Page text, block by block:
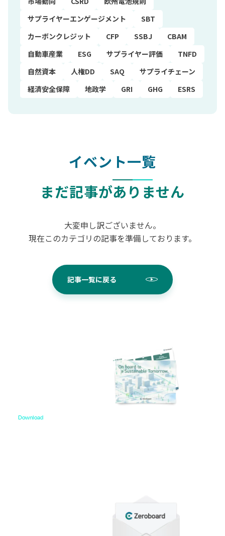
サプライヤーエンゲージメント
SBT
カーボンクレジット
CFP SSBJ
CBAM
自動車産業
ESG サプライヤー評価
TNFD
自然資本
人権DD SAQ
サプライチェーン
経済安全保障
地政学 GRI GHG ESRS
イベント一覧
まだ記事がありません
大変申し訳ございません。
現在このカテゴリの記事を準備しております。
記事一覧に戻る
Download